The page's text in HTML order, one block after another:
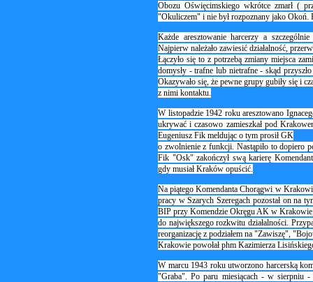
Obozu Oświęcimskiego wkrótce zmarł (
"Okuliczem" i nie był rozpoznany jako Okoń.
Każde aresztowanie harcerzy a
Najpierw należało zawiesić działalność,
Łączyło się to z potrzebą zmiany miejsca
domysły - trafne lub nietrafne - skąd
Okazywało się, że pewne grupy gubiły się i
z nimi kontaktu.
W listopadzie 1942 roku aresztowano
ukrywać i czasowo zamieszkał pod
Eugeniusz Fik meldując o tym prosił GK
o zwolnienie z funkcji. Nastąpiło to dopiero
Fik "Osk" zakończył swą karierę
gdy musiał Kraków opuścić.
Na piątego Komendanta Chorągwi w
pracy w Szarych Szeregach pozostał on na
BIP przy Komendzie Okręgu AK w Krakowie.
do największego rozkwitu działalności.
reorganizację z podziałem na "Zawiszę",
Krakowie powołał phm Kazimierza
W marcu 1943 roku utworzono harcerską
"Graba". Po paru miesiącach - w sierpniu